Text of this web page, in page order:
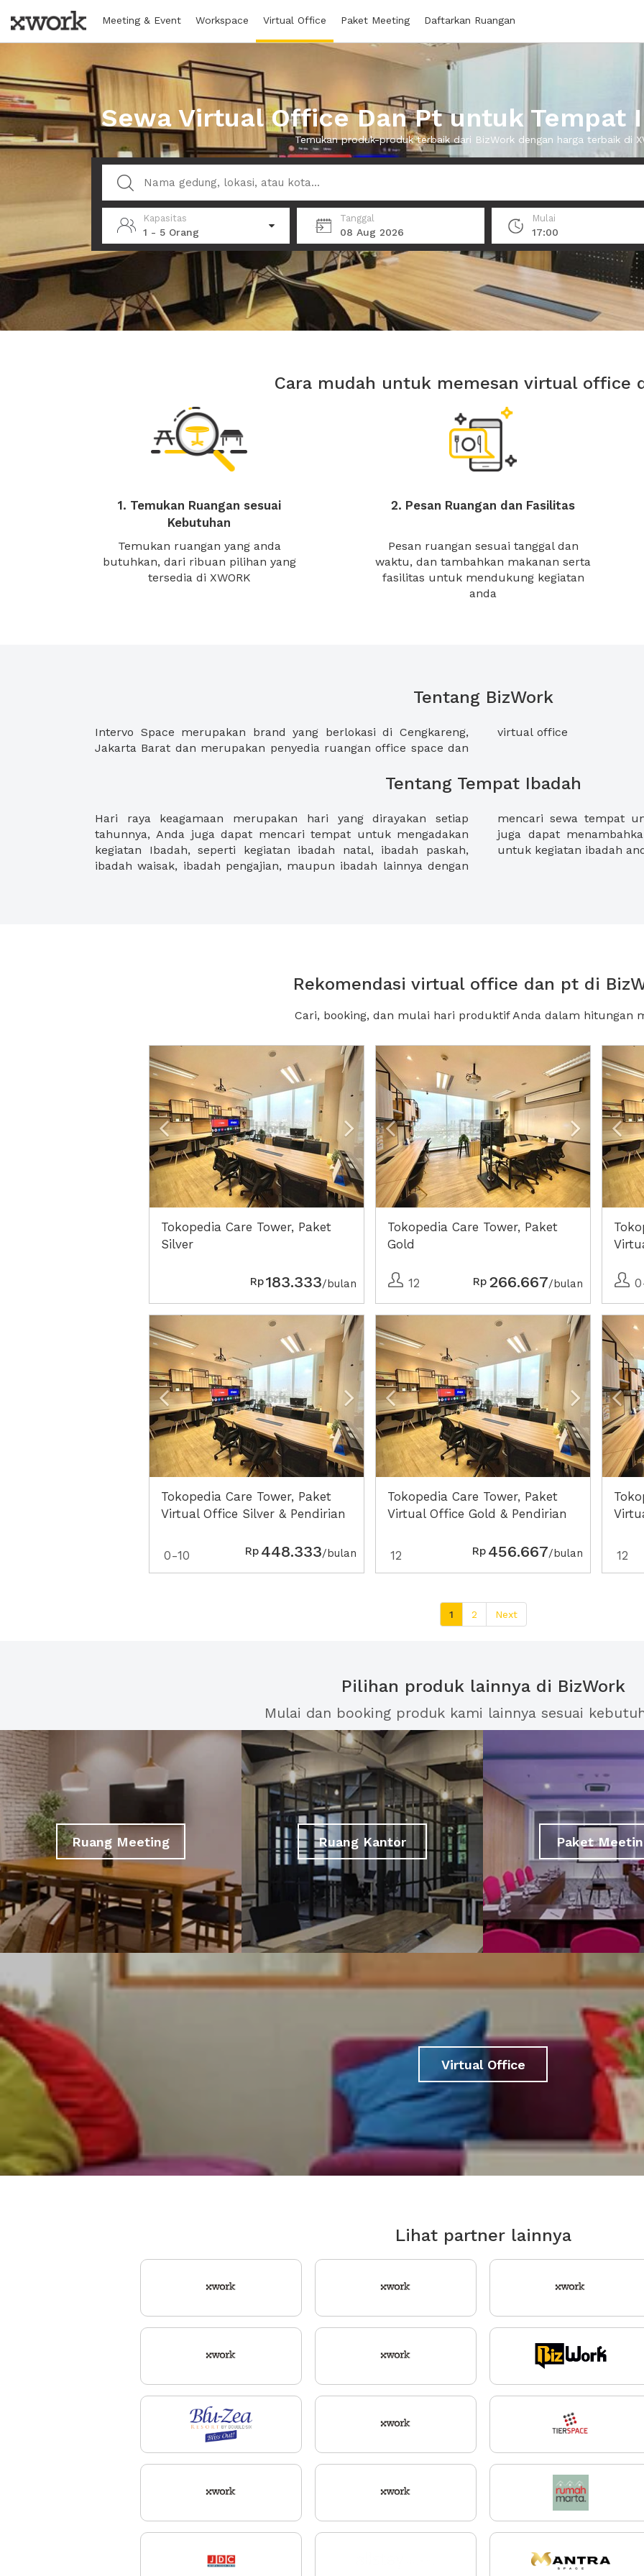
Meeting & Event Workspace Virtual Office Paket Meeting Daftarkan Ruangan
Sewa Virtual Office Dan Pt untuk Tempat
Temukan produk-produk terbaik dari BizWork dengan harga terbaik di
Kapasitas
1 - 5 Orang
Tanggal
08 Aug 2026
Mulai
17:00
Cara mudah untuk memesan virtual office
1. Temukan Ruangan sesuai
Kebutuhan
Temukan ruangan yang anda
butuhkan, dari ribuan pilihan yang
tersedia di XWORK
2. Pesan Ruangan dan Fasilitas
Pesan ruangan sesuai tanggal dan
waktu, dan tambahkan makanan serta
fasilitas untuk mendukung kegiatan
anda
Tentang BizWork
Intervo Space merupakan brand yang berlokasi di Cengkareng,
Jakarta Barat dan merupakan penyedia ruangan office space dan
virtual office
Tentang Tempat Ibadah
Hari raya keagamaan merupakan hari yang dirayakan setiap
tahunnya, Anda juga dapat mencari tempat untuk mengadakan
kegiatan Ibadah, seperti kegiatan ibadah natal, ibadah paskah,
ibadah waisak, ibadah pengajian, maupun ibadah lainnya dengan
mencari sewa tempat untuk ibadah di XWORK. Selain itu anda
juga dapat menambahkan fasilitas dan makanan secara online
untuk kegiatan ibadah
Rekomendasi virtual office dan pt di
Cari, booking, dan mulai hari produktif Anda dalam hitungan
Next2
Tokopedia Care Tower, Paket
Silver
Rp183.333/bulan
Previous Next2
Tokopedia Care Tower, Paket
Gold
12 Rp 266.667/bulan
Next2
Tokopedia Care Tower, Paket
Virtual Office Silver & Pendirian
0-10
Rp 448.333/bulan
Next2
Tokopedia Care Tower, Paket
Virtual Office Gold & Pendirian
12
Rp 456.667/bulan
12
1 2 Next
Pilihan produk lainnya di BizWork
Mulai dan booking produk kami lainnya sesuai
Ruang Meeting Ruang Kantor Paket
Virtual Office
Lihat partner lainnya